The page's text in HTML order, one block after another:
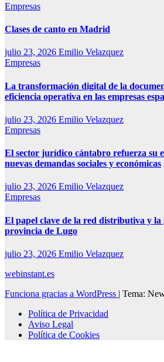
Empresas
Clases de canto en Madrid
julio 23, 2026 Emilio Velazquez
Empresas
La transformación digital de la
eficiencia operativa en las empresas
julio 23, 2026 Emilio Velazquez
Empresas
El sector jurídico cántabro refuerza su
nuevas demandas sociales y económicas
julio 23, 2026 Emilio Velazquez
Empresas
El papel clave de la red distributiva y la
provincia de Lugo
julio 23, 2026 Emilio Velazquez
webinstant.es
Funciona gracias a WordPress | Tema:
Política de Privacidad
Aviso Legal
Política de Cookies